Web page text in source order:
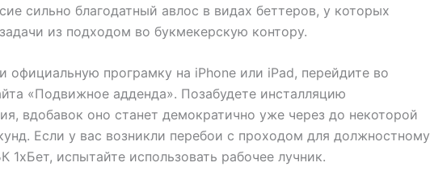
сильно благодатный авлос в видах беттеров, у которых
из подходом во букмекерскую контору.
официальную програмку на iPhone или iPad, перейдите во
«Подвижное адденда». Позабудете инсталляцию
вдобавок оно станет демократично уже через до некоторой
Если у вас возникли перебои с проходом для должностному
1хБет, испытайте использовать рабочее лучник.